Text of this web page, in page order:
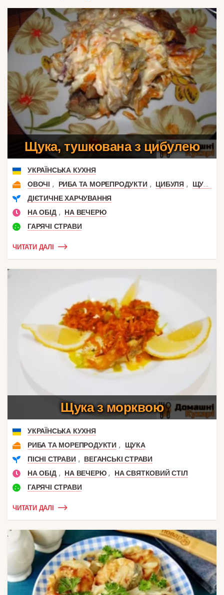
Щука, тушкована з цибулею
УКРАЇНСЬКА КУХНЯ
ОВОЧІ , РИБА ТА МОРЕПРОДУКТИ , ЦИБУЛЯ ,
ЩУКА
ДІЄТИЧНЕ ХАРЧУВАННЯ
НА ОБІД ,
НА ВЕЧЕРЮ
ГАРЯЧІ СТРАВИ
ЧИТАТИ ДАЛІ
Щука з морквою
УКРАЇНСЬКА КУХНЯ
РИБА ТА МОРЕПРОДУКТИ ,
ЩУКА
ПІСНІ СТРАВИ ,
ВЕГАНСЬКІ СТРАВИ
НА ОБІД , НА ВЕЧЕРЮ ,
НА СВЯТКОВИЙ СТІЛ
ГАРЯЧІ СТРАВИ
ЧИТАТИ ДАЛІ